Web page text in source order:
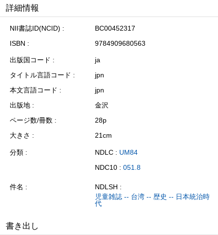
詳細情報
NII書誌ID(NCID)
BC00452317
ISBN
9784909680563
出版国コード
ja
タイトル言語コード
jpn
本文言語コード
jpn
出版地
金沢
ページ数/冊数
28p
大きさ
21cm
分類 NDLC : UM84
NDC10 : 051.8
件名
NDLSH :
児童雑誌 -- 台湾 -- 歴史 -- 日本統治時
代
書き出し